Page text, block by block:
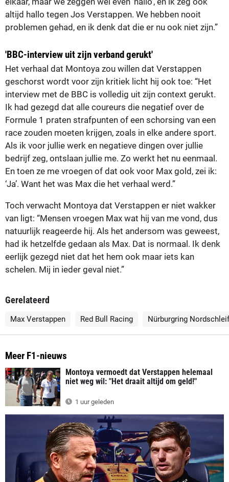
altijd hallo tegen Jos Verstappen. We hebben nooit
problemen gehad, en ik denk dat die er nu ook niet zijn.”
'BBC-interview uit zijn verband gerukt'
Het verhaal dat Montoya zou willen dat Verstappen
geschorst wordt voor zijn kritiek licht hij ook toe: “Het
interview met de BBC is volledig uit zijn context gerukt.
Ik had gezegd dat alle coureurs die negatief over de
Formule 1 praten strafpunten of een schorsing van een
race zouden moeten krijgen, zoals in elke andere sport.
Als ik voor jullie werk en negatieve dingen over jullie
bedrijf zeg, ontslaan jullie me. Zo werkt het nu eenmaal.
En toen ze me vroegen of dat ook voor Max gold, zei ik:
‘Ja’. Want het was Max die het verhaal werd.”
Toch verwacht Montoya dat Verstappen er niet wakker
van ligt: “Mensen vroegen Max wat hij van me vond, dus
natuurlijk reageerde hij. Als het andersom was geweest,
had ik hetzelfde gedaan als Max. Dat is normaal. Ik denk
eerlijk gezegd niet dat het hem ook maar iets kan
schelen. Mij in ieder geval niet.”
Gerelateerd
Max Verstappen Red Bull Racing Nürburgring
Meer F1-nieuws
Montoya vermoedt dat Verstappen helemaal
niet weg wil: "Het draait altijd om geld!"
1 uur geleden